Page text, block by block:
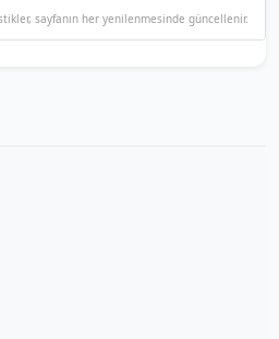
sayfanın her yenilenmesinde güncellenir.